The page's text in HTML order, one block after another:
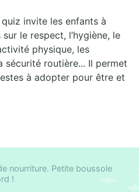
invite les enfants à
le respect, l’hygiène, le
physique, les
sécurité routière... Il permet
à adopter pour être et
nourriture. Petite boussole
!